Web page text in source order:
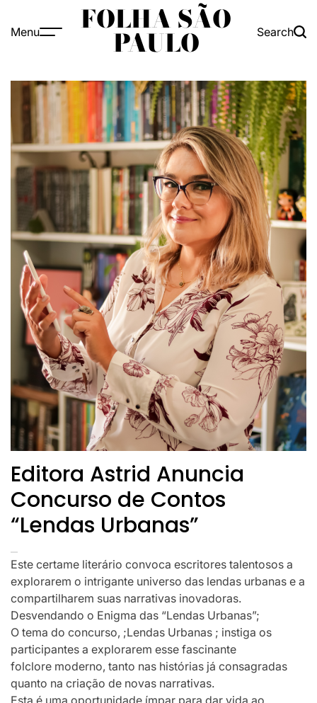
Menu FOLHA SÃO
PAULO Search
Editora Astrid Anuncia
Concurso de Contos
“Lendas Urbanas”
Este certame literário convoca escritores talentosos a
explorarem o intrigante universo das lendas urbanas e a
compartilharem suas narrativas inovadoras.
Desvendando o Enigma das “Lendas Urbanas”;
O tema do concurso, ;Lendas Urbanas ; instiga os
participantes a explorarem esse fascinante
folclore moderno, tanto nas histórias já consagradas
quanto na criação de novas narrativas.
Esta é uma oportunidade ímpar para dar vida ao